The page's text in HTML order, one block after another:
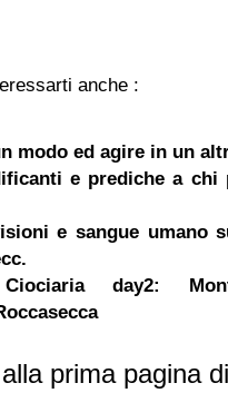
anche :
modo ed agire in un
e prediche a chi
e sangue umano
day2:
prima pagina di